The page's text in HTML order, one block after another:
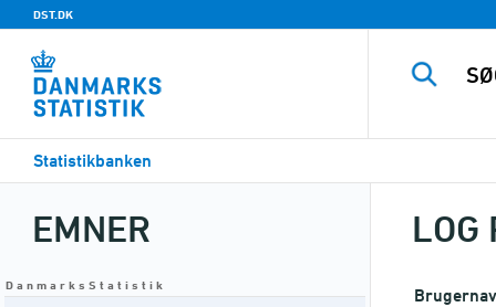
DST.DK
Statistikbanken
EMNER
D a n m a r k s S t a t i s t i k
LOG